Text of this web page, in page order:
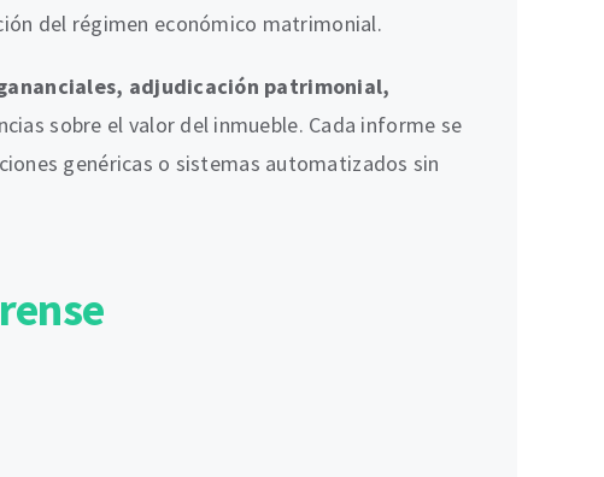
del régimen económico matrimonial.
adjudicación patrimonial,
sobre el valor del inmueble. Cada informe se
genéricas o sistemas automatizados sin